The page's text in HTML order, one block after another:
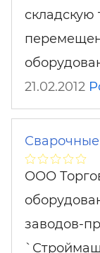
складскую
21.02.2012
ООО
заводов-